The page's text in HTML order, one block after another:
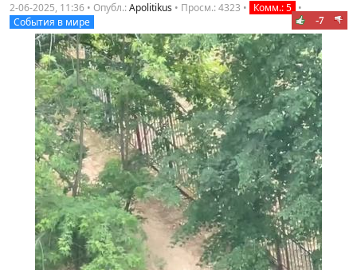
2-06-2025, 11:36 • Опубл.:Apolitikus • Просм.: 4323 • Комм.: 5 •
События в мире
-7